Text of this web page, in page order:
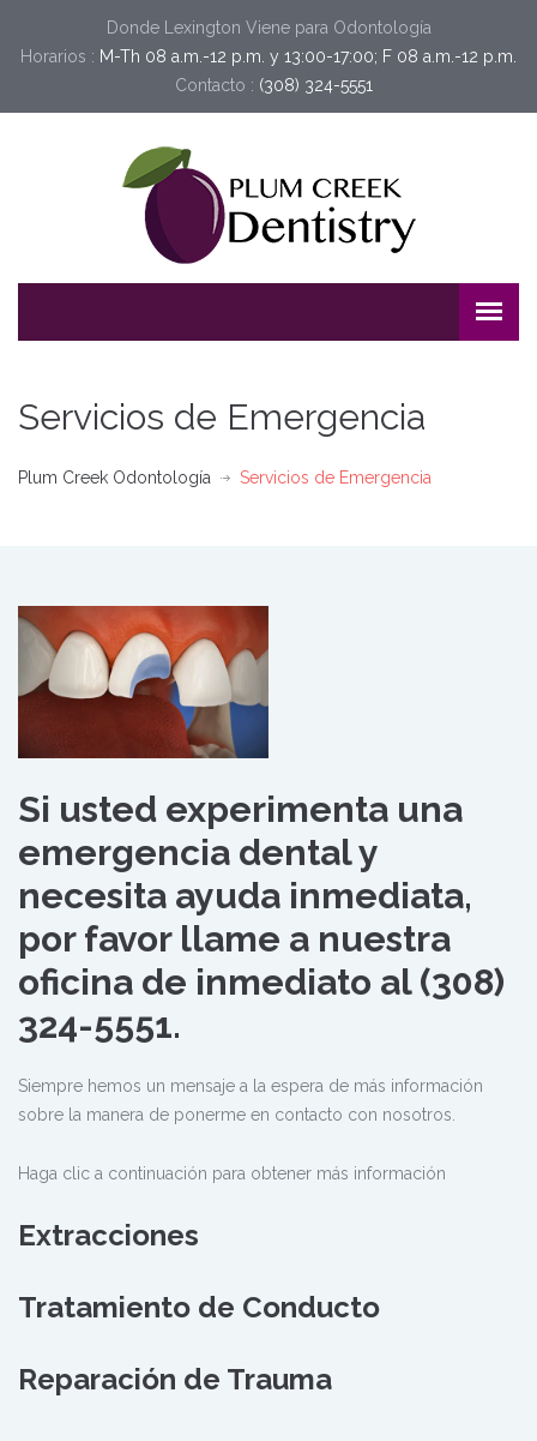
Donde Lexington Viene para Odontología
Horarios : M-Th 08 a.m.-12 p.m. y 13:00-17:00; F 08 a.m.-12 p.m.
Contacto : (308) 324-5551
Servicios de Emergencia
Plum Creek Odontología Servicios de Emergencia
Si usted experimenta una
emergencia dental y
necesita ayuda inmediata,
por favor llame a nuestra
oficina de inmediato al (308)
324-5551.
Siempre hemos un mensaje a la espera de más información
sobre la manera de ponerme en contacto con nosotros.
Haga clic a continuación para obtener más información
Extracciones
Tratamiento de Conducto
Reparación de Trauma